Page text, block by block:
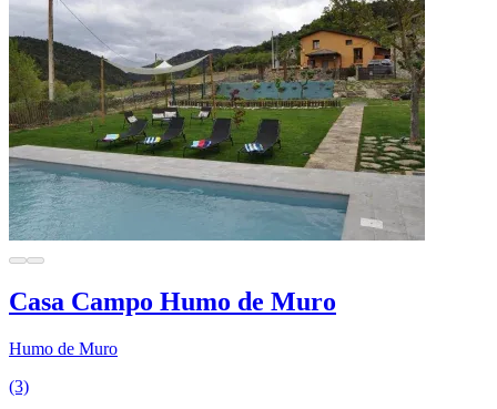
Casa Campo Humo de Muro
Humo de Muro
(3)